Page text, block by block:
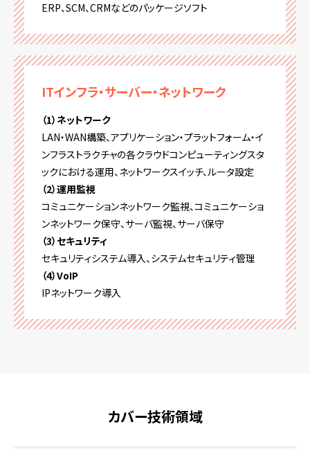
ERP、SCM、CRMなどのパッケージソフト
ITインフラ・サーバー・ネットワーク
（1）ネットワーク
LAN・WAN構築、アプリケーション・プラットフォーム・イ
ンフラストラクチャの各クラウドコンピューティングスタ
ックにおける運用、ネットワークスイッチ、ルータ設定
（2）運用監視
コミュニケーションネットワーク監視、コミュニケーショ
ンネットワーク保守、サーバ監視、サーバ保守
（3）セキュリティ
セキュリティシステム導入、システムセキュリティ管理
（4）VoIP
IPネットワーク導入
カバー技術領域